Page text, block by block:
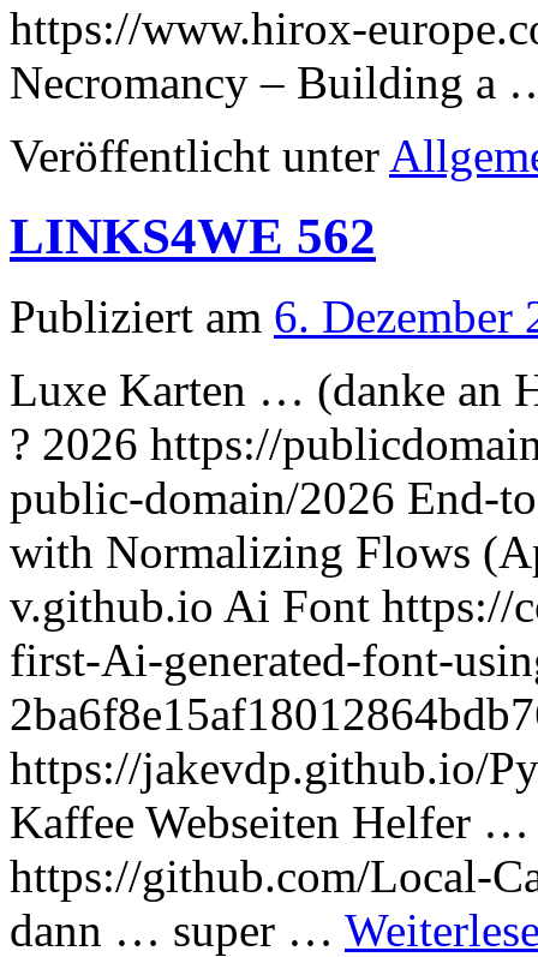
https://www.hirox-
Necromancy – Building a
Veröffentlicht unter
LINKS4WE 562
Publiziert am 6. Dezember
Luxe Karten … (danke an
? 2026 https://
public-domain/2026 End-
with Normalizing Flows
v.github.io Ai Font https://
first-Ai-generated-font-
https://jakevdp.github.io/
Kaffee Webseiten Helfer
https://github.com/Local-
dann … super …